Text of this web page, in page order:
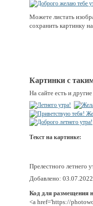
Можете листать
сохранить картинку
Картинки с
На сайте есть и
Текст на картинке:
Прелестного летнего
Добавлено:
Код для размещения
<a href='https://